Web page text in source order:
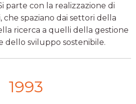
parte con la realizzazione di
spaziano dai settori della
ricerca a quelli della gestione
dello sviluppo sostenibile.
1993